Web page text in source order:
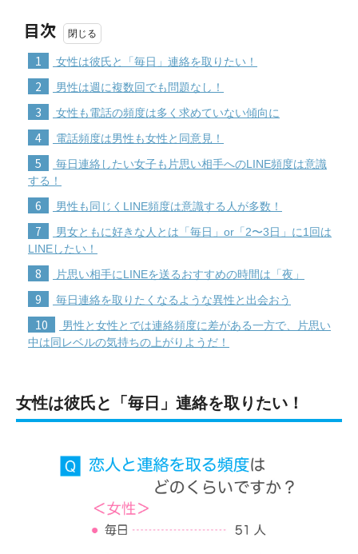
目次
1 女性は彼氏と「毎日」連絡を取りたい！
2 男性は週に複数回でも問題なし！
3 女性も電話の頻度は多く求めていない傾向に
4 電話頻度は男性も女性と同意見！
5
毎日連絡したい女子も片思い相手へのLINE頻度は意識
する！
6 男性も同じくLINE頻度は意識する人が多数！
7
男女ともに好きな人とは「毎日」or「2〜3日」に1回は
LINEしたい！
8 片思い相手にLINEを送るおすすめの時間は「夜」
9 毎日連絡を取りたくなるような異性と出会おう
10
男性と女性とでは連絡頻度に差がある一方で、片思い
中は同レベルの気持ちの上がりようだ！
女性は彼氏と「毎日」連絡を取りたい！